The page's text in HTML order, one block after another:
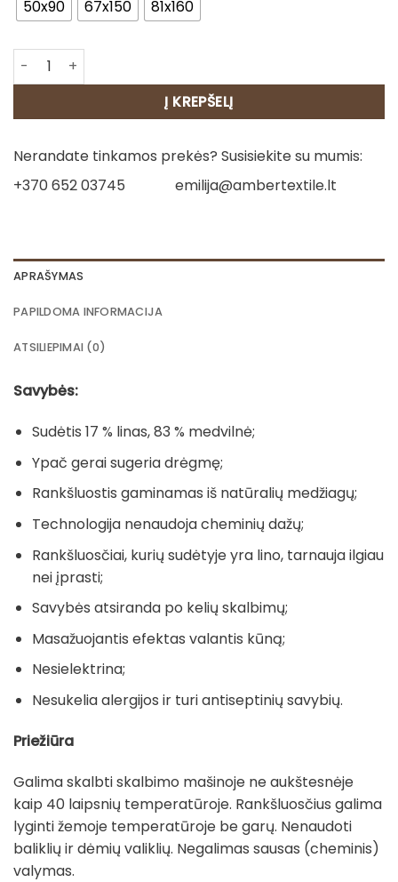
50x90 67x150 81x160
produkto kiekis: Lininis rankšluostis - Emanuelė (tamsi)
Į KREPŠELĮ
Nerandate tinkamos prekės? Susisiekite su mumis:
+370 652 03745
emilija@ambertextile.lt
APRAŠYMAS
PAPILDOMA INFORMACIJA
ATSILIEPIMAI (0)
Savybės:
Sudėtis 17 % linas, 83 % medvilnė;
Ypač gerai sugeria drėgmę;
Rankšluostis gaminamas iš natūralių medžiagų;
Technologija nenaudoja cheminių dažų;
Rankšluosčiai, kurių sudėtyje yra lino, tarnauja ilgiau
nei įprasti;
Savybės atsiranda po kelių skalbimų;
Masažuojantis efektas valantis kūną;
Nesielektrina;
Nesukelia alergijos ir turi antiseptinių savybių.
Priežiūra
Galima skalbti skalbimo mašinoje ne aukštesnėje
kaip 40 laipsnių temperatūroje. Rankšluosčius galima
lyginti žemoje temperatūroje be garų. Nenaudoti
baliklių ir dėmių valiklių. Negalimas sausas (cheminis)
valymas.